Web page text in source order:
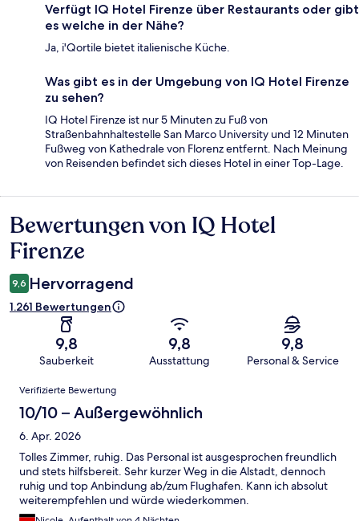
Verfügt IQ Hotel Firenze über Restaurants oder gibt
es welche in der Nähe?
Ja, i'Qortile bietet italienische Küche.
Was gibt es in der Umgebung von IQ Hotel Firenze
zu sehen?
IQ Hotel Firenze ist nur 5 Minuten zu Fuß von
Straßenbahnhaltestelle San Marco University und 12 Minuten
Fußweg von Kathedrale von Florenz entfernt. Nach Meinung
von Reisenden befindet sich dieses Hotel in einer Top-Lage.
Bewertungen
Bewertungen von IQ Hotel
Firenze
9,6 Hervorragend
1.261 Bewertungen
9,8
Sauberkeit
9,8
Ausstattung
9,8
Personal & Service
Bewertungen
Verifizierte Bewertung
10/10 – Außergewöhnlich
6. Apr. 2026
Tolles Zimmer, ruhig. Das Personal ist ausgesprochen freundlich
und stets hilfsbereit. Sehr kurzer Weg in die Alstadt, dennoch
ruhig und top Anbindung ab/zum Flughafen. Kann ich absolut
weiterempfehlen und würde wiederkommen.